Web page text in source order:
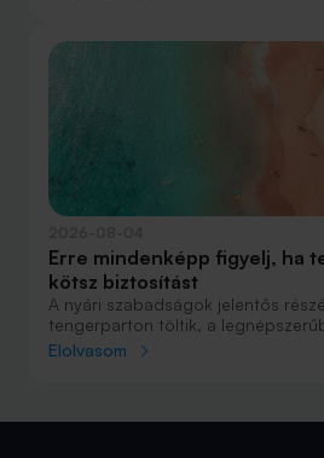
nyaralásnak, mint repülővel.
Erre mindenképp figyelj, ha
kötsz biztosítást
A nyári szabadságok jelentős
tengerparton töltik, a
Horvátország, Olaszország és
sokszor az utolsó pillanatra marad.
Elolvasom